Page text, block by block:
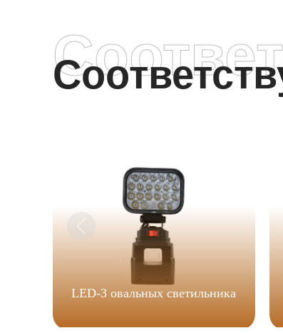
LED-3 овальных светильника